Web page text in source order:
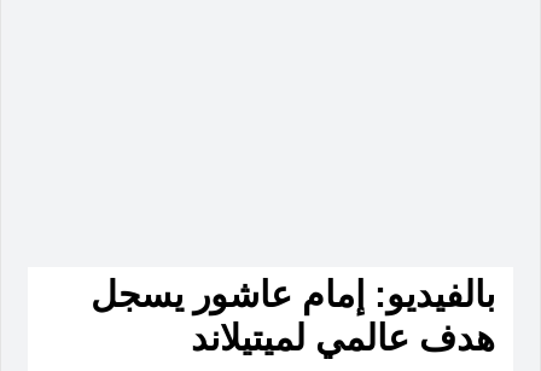
بالفيديو: إمام عاشور يسجل
هدف عالمي لميتيلاند